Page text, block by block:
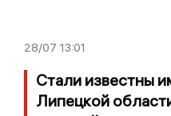
28/07 13:01
Стали известны
Липецкой